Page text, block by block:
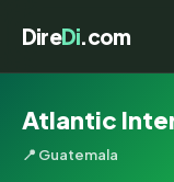
DireDi.com
Atlantic
📍 Guatemala